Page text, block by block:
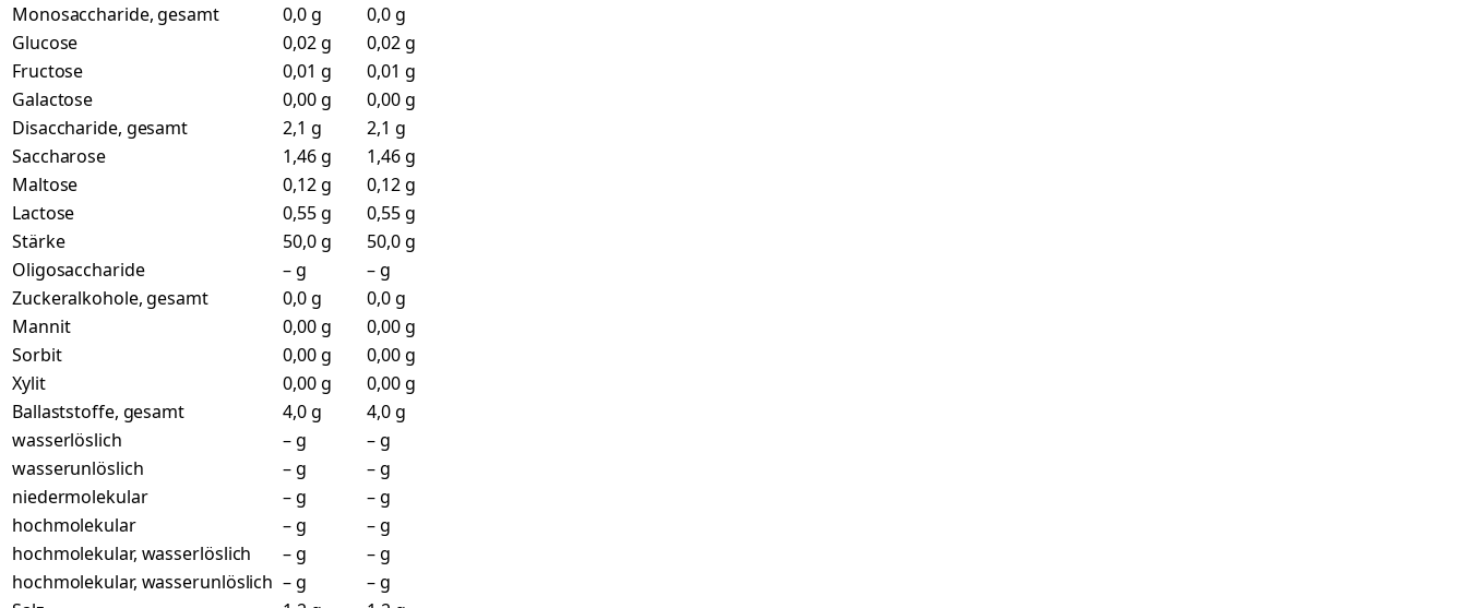
Monosaccharide, gesamt
0,0 g
0,0 g
Glucose
0,02 g
0,02 g
Fructose
0,01 g
0,01 g
Galactose
0,00 g
0,00 g
Disaccharide, gesamt
2,1 g
2,1 g
Saccharose
1,46 g
1,46 g
Maltose
0,12 g
0,12 g
Lactose
0,55 g
0,55 g
Stärke
50,0 g
50,0 g
Oligosaccharide
– g
– g
Zuckeralkohole, gesamt
0,0 g
0,0 g
Mannit
0,00 g
0,00 g
Sorbit
0,00 g
0,00 g
Xylit
0,00 g
0,00 g
Ballaststoffe, gesamt
4,0 g
4,0 g
wasserlöslich
– g
– g
wasserunlöslich
– g
– g
niedermolekular
– g
– g
hochmolekular
– g
– g
hochmolekular, wasserlöslich
– g
– g
hochmolekular, wasserunlöslich – g
– g